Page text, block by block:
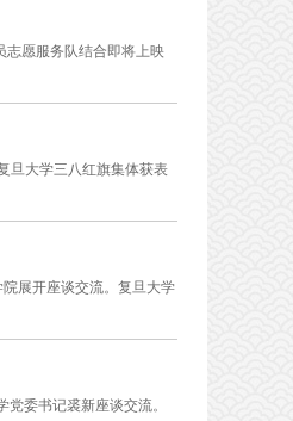
志愿服务队结合即将上映
旦大学三八红旗集体获表
展开座谈交流。复旦大学
委书记裘新座谈交流。